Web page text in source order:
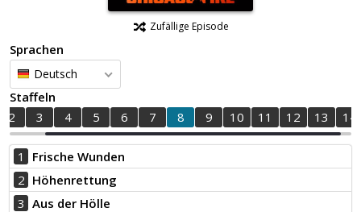
Zufällige Episode
Sprachen
Deutsch
Staffeln
2
3 4 5 6 7 8 9 10 11 12 13 14
1
Frische Wunden
2 Höhenrettung
3 Aus der Hölle